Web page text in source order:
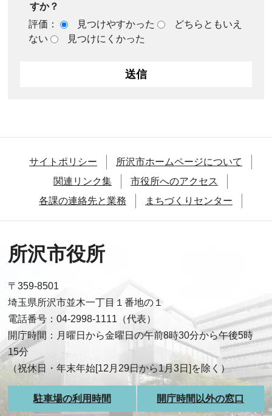
すか？
評価：
見つけやすかった
どちらともいえ
ない
見つけにくかった
サイトポリシー
所沢市ホームページについて
関連リンク集
市役所へのアクセス
各課の連絡先と業務
まちづくりセンター
所沢市役所
〒359-8501
埼玉県所沢市並木一丁目１番地の１
電話番号：04-2998-1111（代表）
開庁時間：月曜日から金曜日の午前8時30分から午後5時
15分
（祝休日・年末年始[12月29日から1月3日]を除く）
駐車場の利用時間 開庁時間以外の窓口